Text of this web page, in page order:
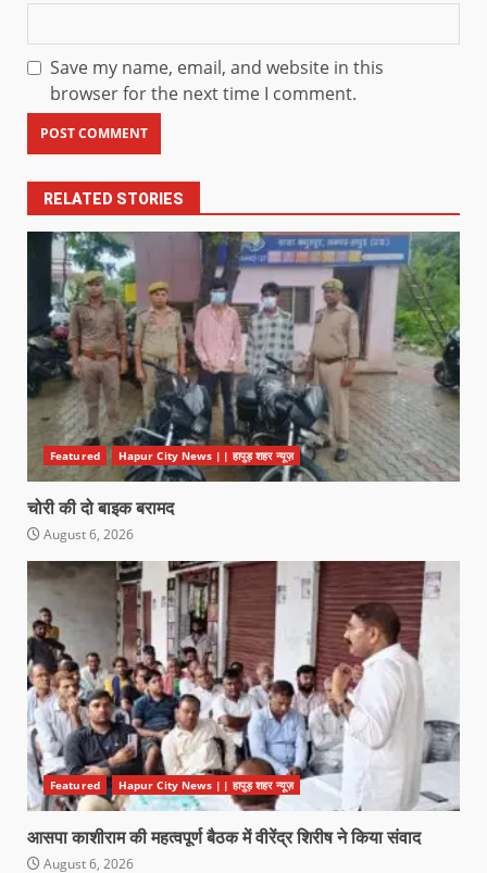
Save my name, email, and website in this
browser for the next time I comment.
RELATED STORIES
Featured Hapur City News || हापुड़ शहर न्यूज़
चोरी की दो बाइक बरामद
August 6, 2026
Featured Hapur City News || हापुड़ शहर न्यूज़
आसपा काशीराम की महत्वपूर्ण बैठक में वीरेंद्र शिरीष ने किया संवाद
August 6, 2026